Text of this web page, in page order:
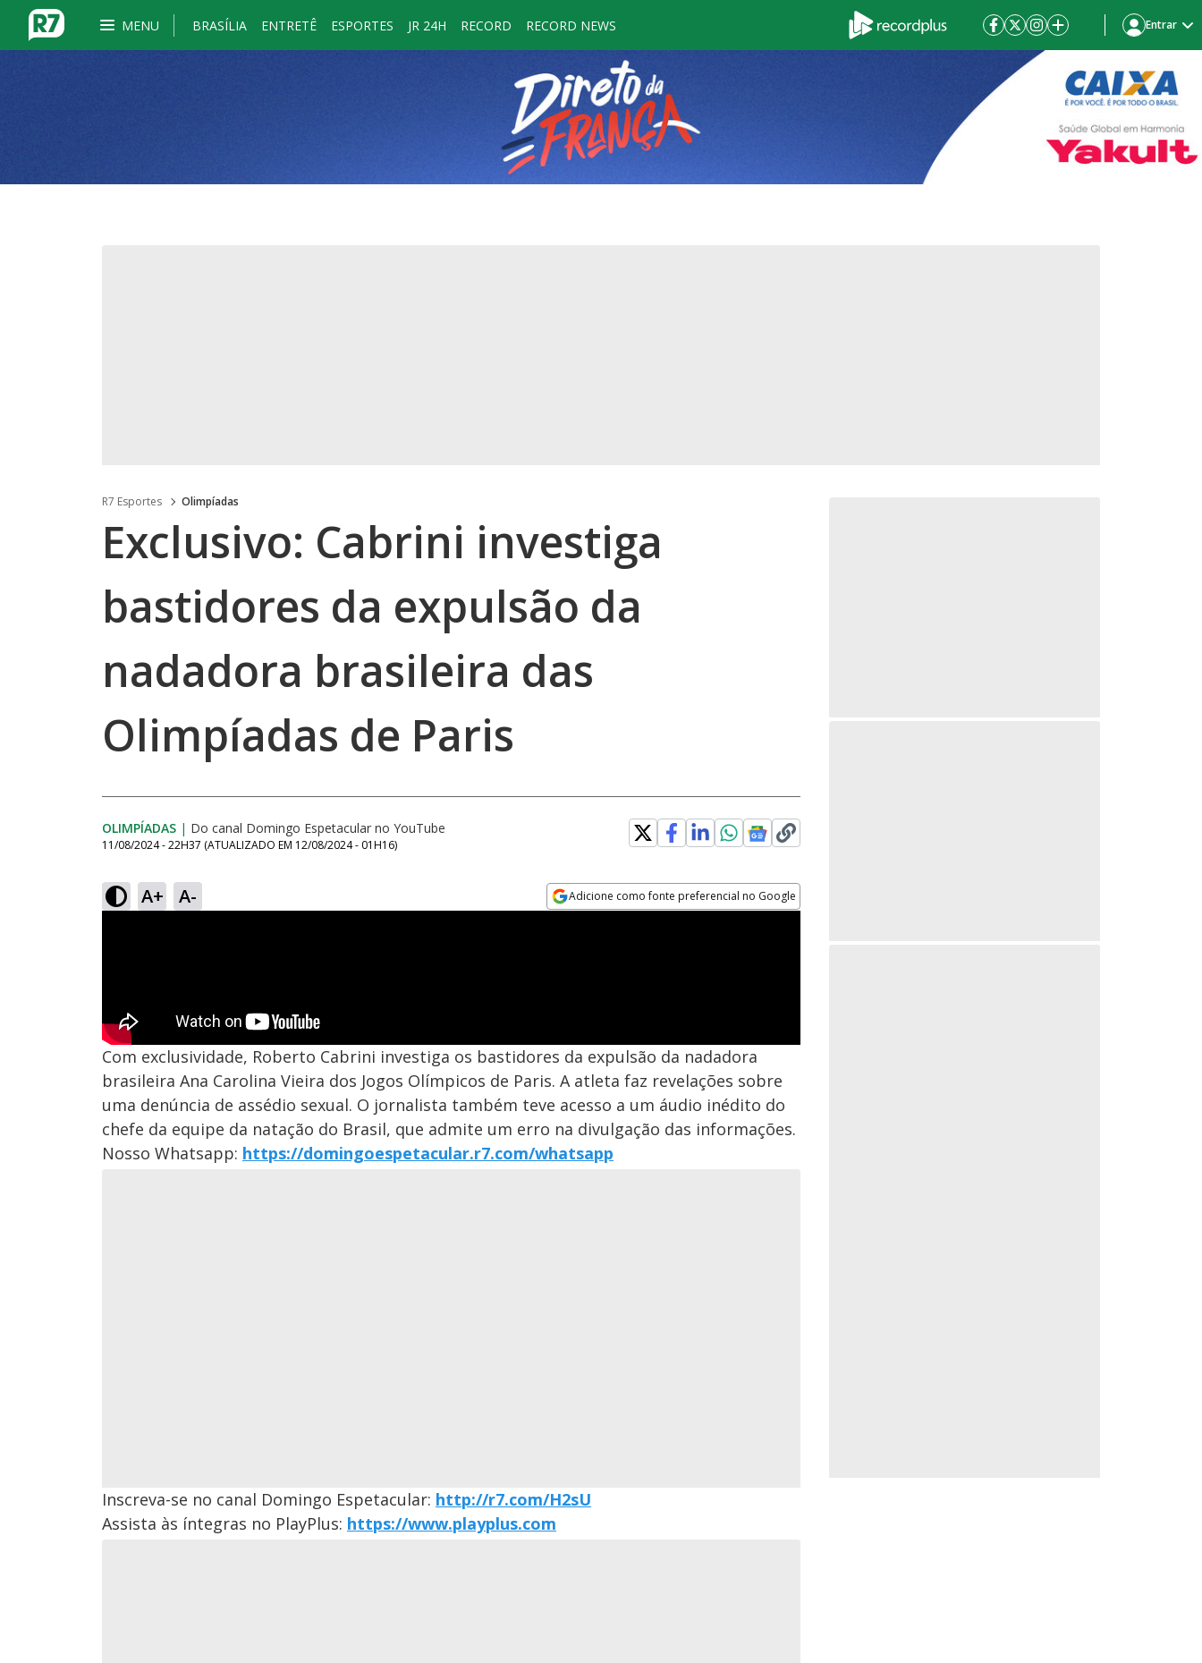
MENU BRASÍLIA ENTRETÊ ESPORTES JR 24H RECORD RECORD NEWS Entrar
R7 Esportes Olimpíadas
Exclusivo: Cabrini investiga
bastidores da expulsão da
nadadora brasileira das
Olimpíadas de Paris
OLIMPÍADAS | Do canal Domingo Espetacular no YouTube
11/08/2024 - 22H37 (ATUALIZADO EM 12/08/2024 - 01H16)
A+ A- Adicione como fonte preferencial no Google
Com exclusividade, Roberto Cabrini investiga os bastidores da expulsão da nadadora
brasileira Ana Carolina Vieira dos Jogos Olímpicos de Paris. A atleta faz revelações sobre
uma denúncia de assédio sexual. O jornalista também teve acesso a um áudio inédito do
chefe da equipe da natação do Brasil, que admite um erro na divulgação das informações.
Nosso Whatsapp: https://domingoespetacular.r7.com/whatsapp
Inscreva-se no canal Domingo Espetacular: http://r7.com/H2sU
Assista às íntegras no PlayPlus: https://www.playplus.com